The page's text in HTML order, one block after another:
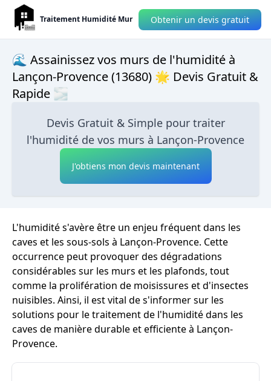
Traitement Humidité Mur Obtenir un devis gratuit
🌊 Assainissez vos murs de l'humidité à
Lançon-Provence (13680) 🌟 Devis Gratuit &
Rapide 🌫
Devis Gratuit & Simple pour traiter
l'humidité de vos murs à Lançon-Provence
J'obtiens mon devis maintenant
L'humidité s'avère être un enjeu fréquent dans les
caves et les sous-sols à Lançon-Provence. Cette
occurrence peut provoquer des dégradations
considérables sur les murs et les plafonds, tout
comme la prolifération de moisissures et d'insectes
nuisibles. Ainsi, il est vital de s'informer sur les
solutions pour le traitement de l'humidité dans les
caves de manière durable et efficiente à Lançon-
Provence.